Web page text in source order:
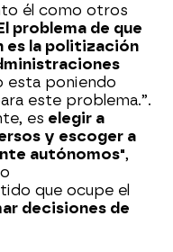
él como otros
problema de que
es la politización
esta poniendo
este problema.”.
es elegir a
y escoger a
autónomos",
que ocupe el
decisiones de